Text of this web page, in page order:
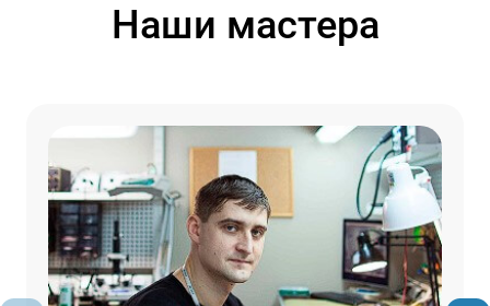
Наши мастера